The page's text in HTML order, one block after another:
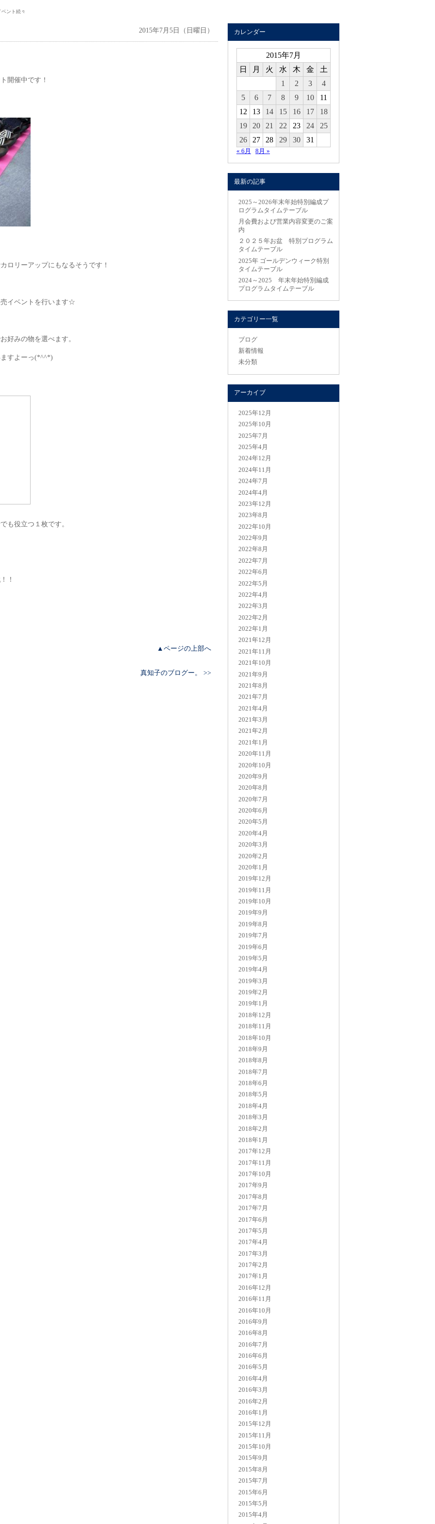
ベント続々
カレンダー
2015年7月
日
月 火 水 木 金
土
1
2 3
4
5
6 7 8 9 10
11
12
13 14 15 16 17
18
19
20 21 22 23 24
25
26
27 28 29 30 31
« 6月 8月 »
最新の記事
2025～2026年末年始特別編成プ
ログラムタイムテーブル
月会費および営業内容変更のご案
内
２０２５年お盆 特別プログラム
タイムテーブル
2025年 ゴールデンウィーク特別
タイムテーブル
2024～2025 年末年始特別編成
プログラムタイムテーブル
カテゴリー一覧
ブログ
新着情報
未分類
アーカイブ
2025年12月
2025年10月
2025年7月
2025年4月
2024年12月
2024年11月
2024年7月
2024年4月
2023年12月
2023年8月
2022年10月
2022年9月
2022年8月
2022年7月
2022年6月
2022年5月
2022年4月
2022年3月
2022年2月
2022年1月
2021年12月
2021年11月
2021年10月
2021年9月
2021年8月
2021年7月
2021年4月
2021年3月
2021年2月
2021年1月
2020年11月
2020年10月
2020年9月
2020年8月
2020年7月
2020年6月
2020年5月
2020年4月
2020年3月
2020年2月
2020年1月
2019年12月
2019年11月
2019年10月
2019年9月
2019年8月
2019年7月
2019年6月
2019年5月
2019年4月
2019年3月
2019年2月
2019年1月
2018年12月
2018年11月
2018年10月
2018年9月
2018年8月
2018年7月
2018年6月
2018年5月
2018年4月
2018年3月
2018年2月
2018年1月
2017年12月
2017年11月
2017年10月
2017年9月
2017年8月
2017年7月
2017年6月
2017年5月
2017年4月
2017年3月
2017年2月
2017年1月
2016年12月
2016年11月
2016年10月
2016年9月
2016年8月
2016年7月
2016年6月
2016年5月
2016年4月
2016年3月
2016年2月
2016年1月
2015年12月
2015年11月
2015年10月
2015年9月
2015年8月
2015年7月
2015年6月
2015年5月
2015年4月
2015年7月5日（日曜日）
開催中です！
ロリーアップにもなるそうです！
イベントを行います☆
好みの物を選べます。
すよーっ(*^^*)
も役立つ１枚です。
！
▲ページの上部へ
真知子のブログー。 >>